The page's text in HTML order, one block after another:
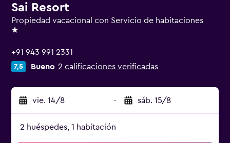
Sai Resort
Propiedad vacacional con Servicio de habitaciones
1 estrella
+91 943 991 2331
7,5 Bueno 2 calificaciones verificadas
vie. 14/8 - sáb. 15/8
2 huéspedes, 1 habitación